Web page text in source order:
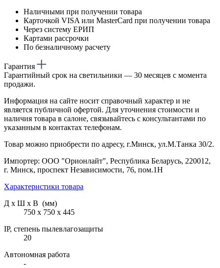
Наличными при получении товара
Карточкой VISA или MasterCard при получении товара
Через систему ЕРИП
Картами рассрочки
По безналичному расчету
Гарантия
Гарантийный срок на светильники — 30 месяцев с момента
продажи.
Информация на сайте носит справочный характер и не
является публичной офертой. Для уточнения стоимости и
наличия товара в салоне, связывайтесь с консультантами по
указанным в контактах телефонам.
Товар можно приобрести по адресу, г.Минск, ул.М.Танка 30/2.
Импортер: ООО "Орионлайт", Республика Беларусь, 220012,
г. Минск, проспект Независимости, 76, пом.1Н
Характеристики товара
Д х Ш х В (мм)
750 х 750 х 445
IP, степень пылевлагозащиты
20
Автономная работа
-